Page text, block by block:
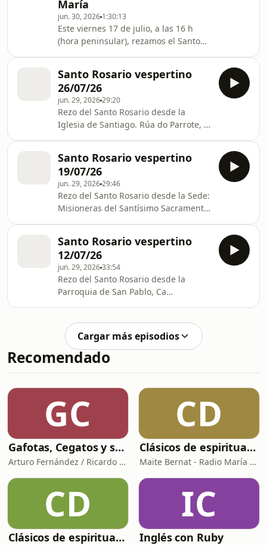
María
jun. 30, 2026 1:30:13
Este viernes 17 de julio, a las 16 h
(hora peninsular), rezamos el Santo
en el marco de la peregrinación
espiritual «Tu pueblo en camino»
junto a la Familia Mundial de Radio
María.
Santo Rosario vespertino
26/07/26
jun. 29, 202629:20
Rezo del Santo Rosario desde la
Iglesia de Santiago. Rúa do Parrote, 1.
Santo Rosario vespertino
19/07/26
jun. 29, 202629:46
Rezo del Santo Rosario desde la Sede:
Misioneras del Santísimo Sacramento
Coromotanos en Barcelona-España, y
será ofrecido especialmente por
Venezuela.
Santo Rosario vespertino
12/07/26
jun. 29, 202633:54
Rezo del Santo Rosario desde la
Parroquia de San Pablo, Ca
Cargar más episodios
Recomendado
GC
Gafotas, Cegatos y sus Aparatos - Podcast
Arturo Fernández / Ricardo Abad
CD
Clásicos de espiritualidad: El arte de aprovechar nuestras faltas
Maite Bernat - Radio María España
CD
Clásicos de espiritualidad: El combate espiritual
IC
Inglés con Ruby